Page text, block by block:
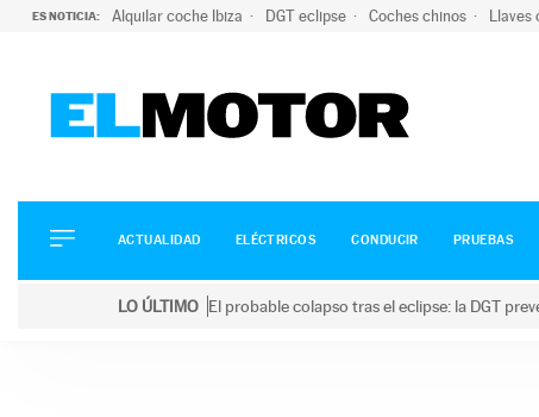
ES NOTICIA: Alquilar coche Ibiza DGT eclipse Coches chinos Llaves
ELÉCTRICOS
CONDUCIR
ACTUALIDAD ELÉCTRICOS CONDUCIR PRUEBAS
LO ÚLTIMO El probable colapso tras el eclipse: la DGT